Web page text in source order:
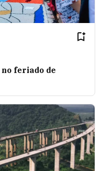
no feriado de